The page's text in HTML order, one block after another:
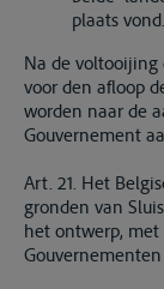
plaats vond.
Na de voltooijing
voor den afloop
worden naar de
Gouvernement
Art. 21. Het
gronden van
het ontwerp, met
Gouvernementen